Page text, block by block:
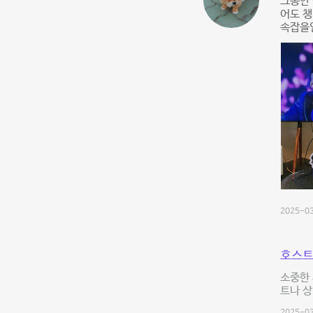
어도
속잡을
2025-
호스
소중한
트나